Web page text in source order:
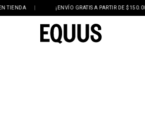
¡ENVÍO GRATIS A PARTIR DE $150.000!